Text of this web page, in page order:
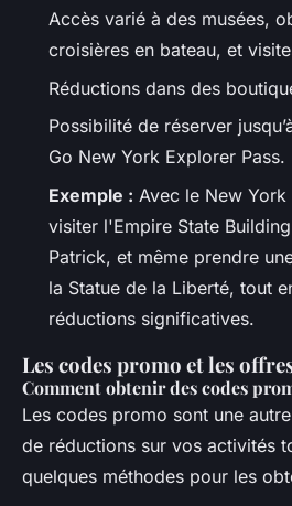
Accès varié à des musées,
croisières en bateau, et
Réductions dans des
Possibilité de réserver
Go New York Explorer Pass.
Exemple : Avec le New
visiter l'Empire State
Patrick, et même prendre
la Statue de la Liberté, tout
réductions significatives.
Les codes promo et les
Comment obtenir des codes
Les codes promo sont une
de réductions sur vos activités
quelques méthodes pour les